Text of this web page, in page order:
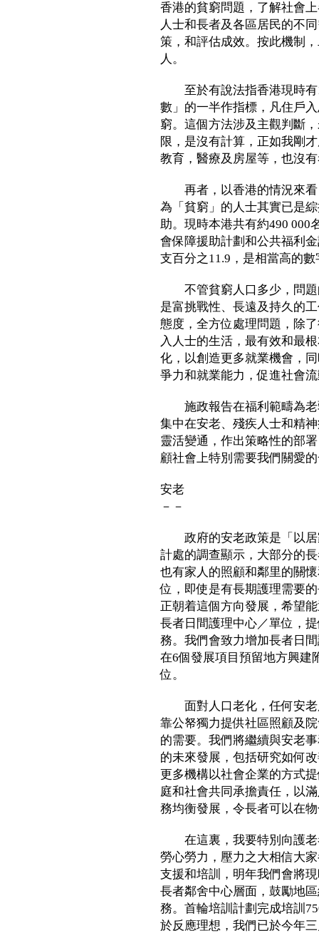
香港的貧窮問題，了解社會
人士和長者及各區居民的不
策，和評估成效。按此機制
人。
至於有說法指香港現時有
數」的一半作指標，凡住戶
窮。這個方法涉及主觀判斷
限，是沒有計算，正如我剛
教育，醫療及房屋等，也沒
再者，以香港的情況來看
為「貧窮」的人士其實已是
助。現時本港共有約490 000
會保障援助計劃和公共福利
支百分之11.9，是相當高的數
不管貧窮人口多少，問題
是富挑戰性、長遠及持久的
態度，全方位處理問題，除
入人士的生活，最有效和最
化，以創造更多就業機會，
爭力和就業能力，促進社會
施政報告在福利範疇為老
集中在安老、殘疾人士和精
靈活變通，作出策略性的部
顧社會上特別需要我們關愛
安老
－－
政府的安老政策是「以居
計處的調查顯示，大部分的
也有家人的照顧和鄰里的關
位，即使是有長期護理需要
正朝着這個方向發展，希望
長者日間護理中心／單位，
務。我們會致力增加長者日
在6個發展項目預留地方興建
位。
面對人口老化，任何安老
靠公帑獨力提供社區照顧及
的需要。我們將繼續與安老
的未來發展，包括研究如何
更多機構以社會企業的方式
庭和社會共同承擔責任，以
務均衡發展，令長者可以在
在這裏，我要特別向護老
勞心勞力，壓力之大相信大
支援和培訓，明年我們會將
長者鄰舍中心層面，鼓勵地
務。首輪培訓計劃完成培訓
於反應理想，我們已於今年